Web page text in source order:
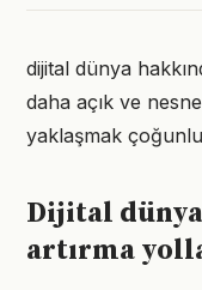
dijital dünya
daha açık ve
yaklaşmak
Dijital
artırma